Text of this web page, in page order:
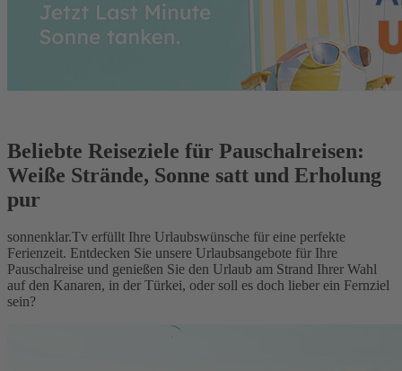
Beliebte Reiseziele für Pauschalreisen:
Weiße Strände, Sonne satt und Erholung
pur
sonnenklar.Tv erfüllt Ihre Urlaubswünsche für eine perfekte
Ferienzeit. Entdecken Sie unsere Urlaubsangebote für Ihre
Pauschalreise und genießen Sie den Urlaub am Strand Ihrer Wahl
auf den Kanaren, in der Türkei, oder soll es doch lieber ein Fernziel
sein?